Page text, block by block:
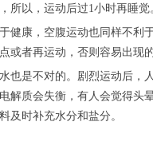
所以，运动后过1小时再睡觉
康，空腹运动也同样不利
或者再运动，否则容易出现的
是不对的。剧烈运动后，
解质会失衡，有人会觉得头
及时补充水分和盐分。